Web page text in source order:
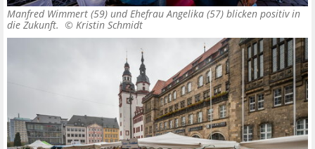
Manfred Wimmert (59) und Ehefrau Angelika (57) blicken positiv in
die Zukunft. © Kristin Schmidt